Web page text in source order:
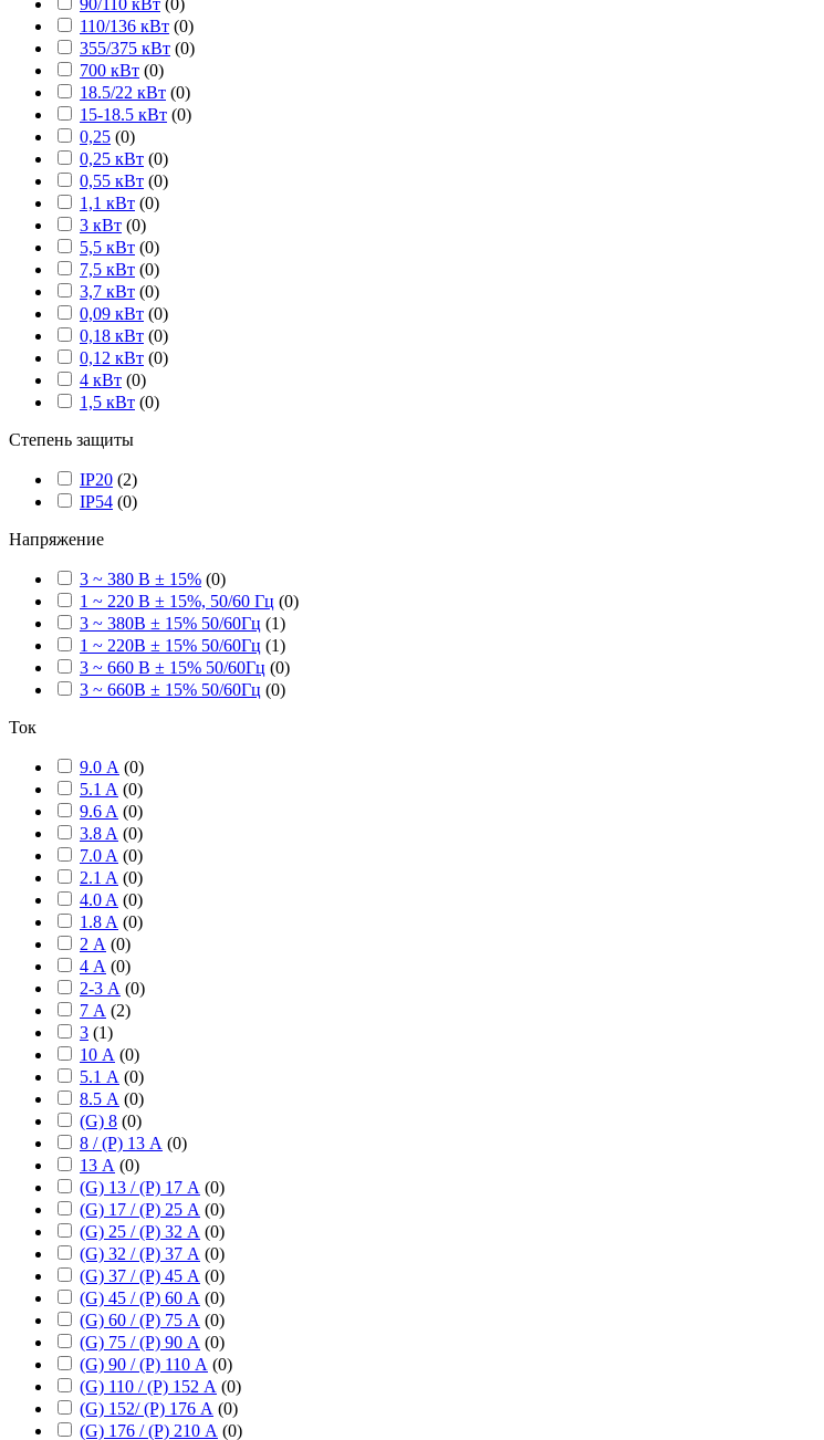
90/110 кВт (0)
110/136 кВт (0)
355/375 кВт (0)
700 кВт (0)
18.5/22 кВт (0)
15-18.5 кВт (0)
0,25 (0)
0,25 кВт (0)
0,55 кВт (0)
1,1 кВт (0)
3 кВт (0)
5,5 кВт (0)
7,5 кВт (0)
3,7 кВт (0)
0,09 кВт (0)
0,18 кВт (0)
0,12 кВт (0)
4 кВт (0)
1,5 кВт (0)
Степень защиты
IP20 (2)
IP54 (0)
Напряжение
3 ~ 380 В ± 15% (0)
1 ~ 220 В ± 15%, 50/60 Гц (0)
3 ~ 380В ± 15% 50/60Гц (1)
1 ~ 220В ± 15% 50/60Гц (1)
3 ~ 660 В ± 15% 50/60Гц (0)
3 ~ 660В ± 15% 50/60Гц (0)
Ток
9.0 А (0)
5.1 A (0)
9.6 A (0)
3.8 A (0)
7.0 A (0)
2.1 A (0)
4.0 A (0)
1.8 A (0)
2 А (0)
4 А (0)
2-3 А (0)
7 А (2)
3 (1)
10 А (0)
5.1 А (0)
8.5 А (0)
(G) 8 (0)
8 / (P) 13 А (0)
13 А (0)
(G) 13 / (P) 17 А (0)
(G) 17 / (P) 25 А (0)
(G) 25 / (P) 32 А (0)
(G) 32 / (P) 37 А (0)
(G) 37 / (P) 45 А (0)
(G) 45 / (P) 60 А (0)
(G) 60 / (P) 75 А (0)
(G) 75 / (P) 90 А (0)
(G) 90 / (P) 110 А (0)
(G) 110 / (P) 152 А (0)
(G) 152/ (P) 176 А (0)
(G) 176 / (P) 210 А (0)